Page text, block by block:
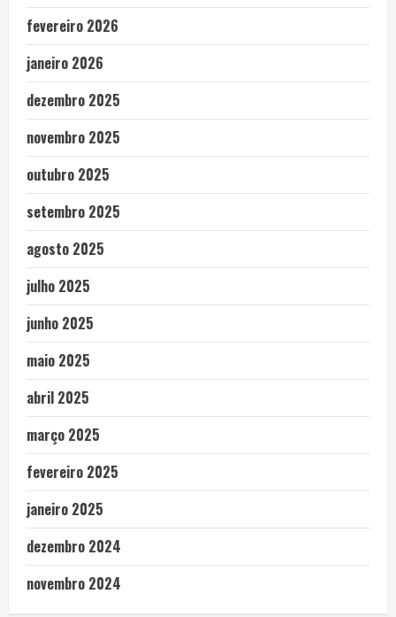
fevereiro 2026
janeiro 2026
dezembro 2025
novembro 2025
outubro 2025
setembro 2025
agosto 2025
julho 2025
junho 2025
maio 2025
abril 2025
março 2025
fevereiro 2025
janeiro 2025
dezembro 2024
novembro 2024